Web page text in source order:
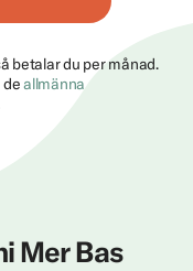
betalar du per månad.
deallmänna
Mer Bas